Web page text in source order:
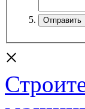
×